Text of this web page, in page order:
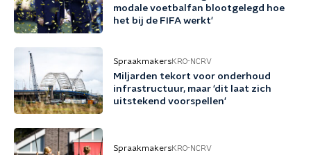
modale voetbalfan blootgelegd hoe
het bij de FIFA werkt'
SpraakmakersKRO-NCRV
Miljarden tekort voor onderhoud
infrastructuur, maar 'dit laat zich
uitstekend voorspellen'
SpraakmakersKRO-NCRV